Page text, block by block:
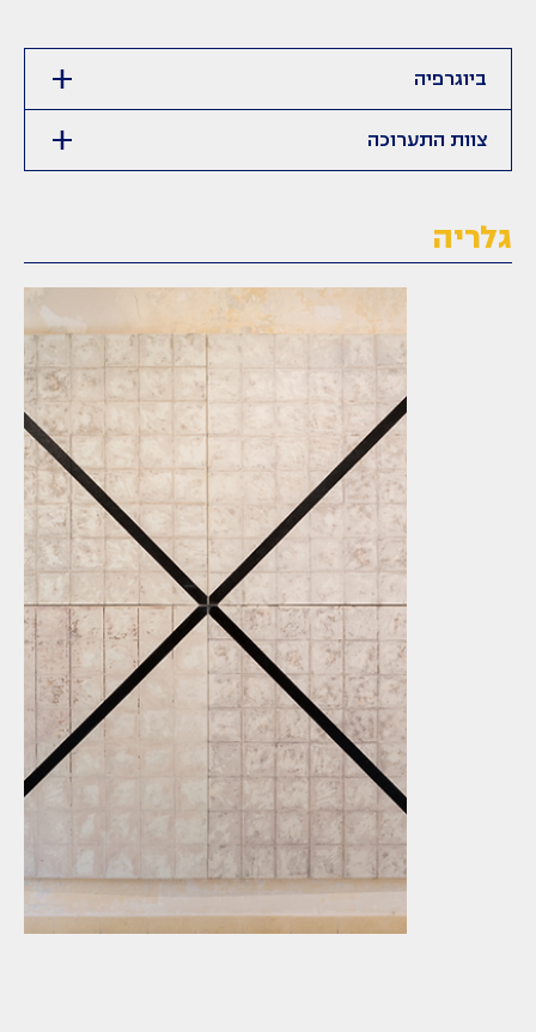
ביוגרפיה
גלריה
צוות התערוכה